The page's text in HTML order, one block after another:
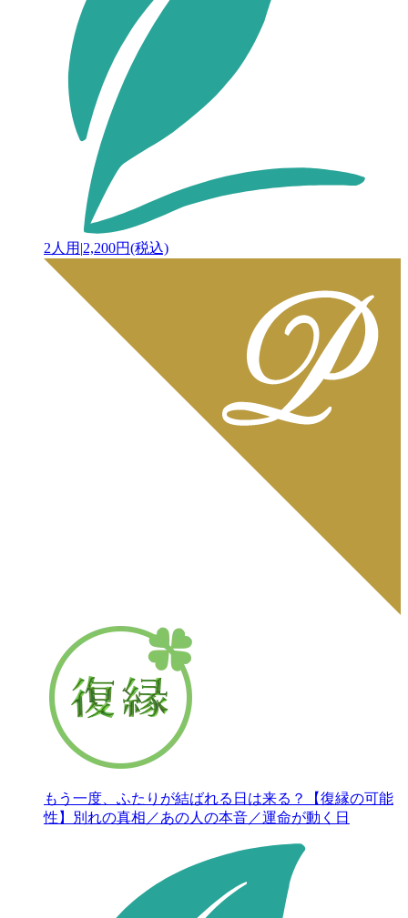
2人用 |2,200円(税込)
もう一度、ふたりが結ばれる日は来る？【復縁の可能
性】別れの真相／あの人の本音／運命が動く日